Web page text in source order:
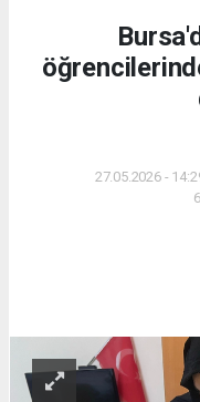
27.05.2026 -